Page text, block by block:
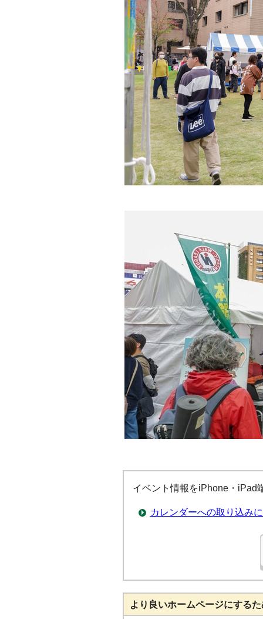
イベント情報をiPhone・iPad
カレンダーへの取り込み
より良いホームページにする